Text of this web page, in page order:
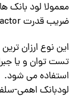
معمولا لود بانک
ضریب قدرت Power Factor برابر یک (cosɸ=۱) است.
این نوع ارزان
تست توان و یا
استفاده می شود.
لودبانک اهمی-